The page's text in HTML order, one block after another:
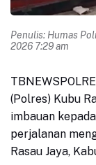
Penulis: Humas
2026 7:29 am
(Polres) Kubu
imbauan
perjalanan
Rasau Jaya,